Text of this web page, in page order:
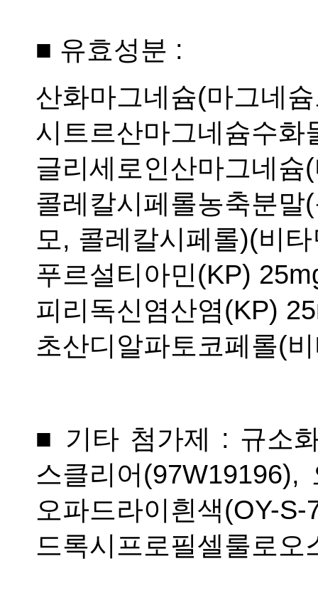
■ 유효성분 :
산화마그네슘(마그네
시트르산마그네슘수
글리세로인산마그네
콜레칼시페롤농축분
모, 콜레칼시페롤)(비
푸르설티아민(KP)
피리독신염산염(KP)
초산디알파토코페롤(
■ 기타 첨가제 : 규소
스클리어
오파드라이흰색(OY-
드록시프로필셀룰로오